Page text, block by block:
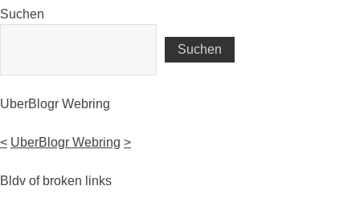
Suchen
Suchen
UberBlogr Webring
< UberBlogr Webring >
Bldv of broken links